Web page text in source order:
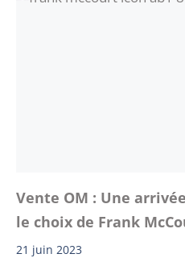
Vente OM : Une
le choix de Frank
21 juin 2023